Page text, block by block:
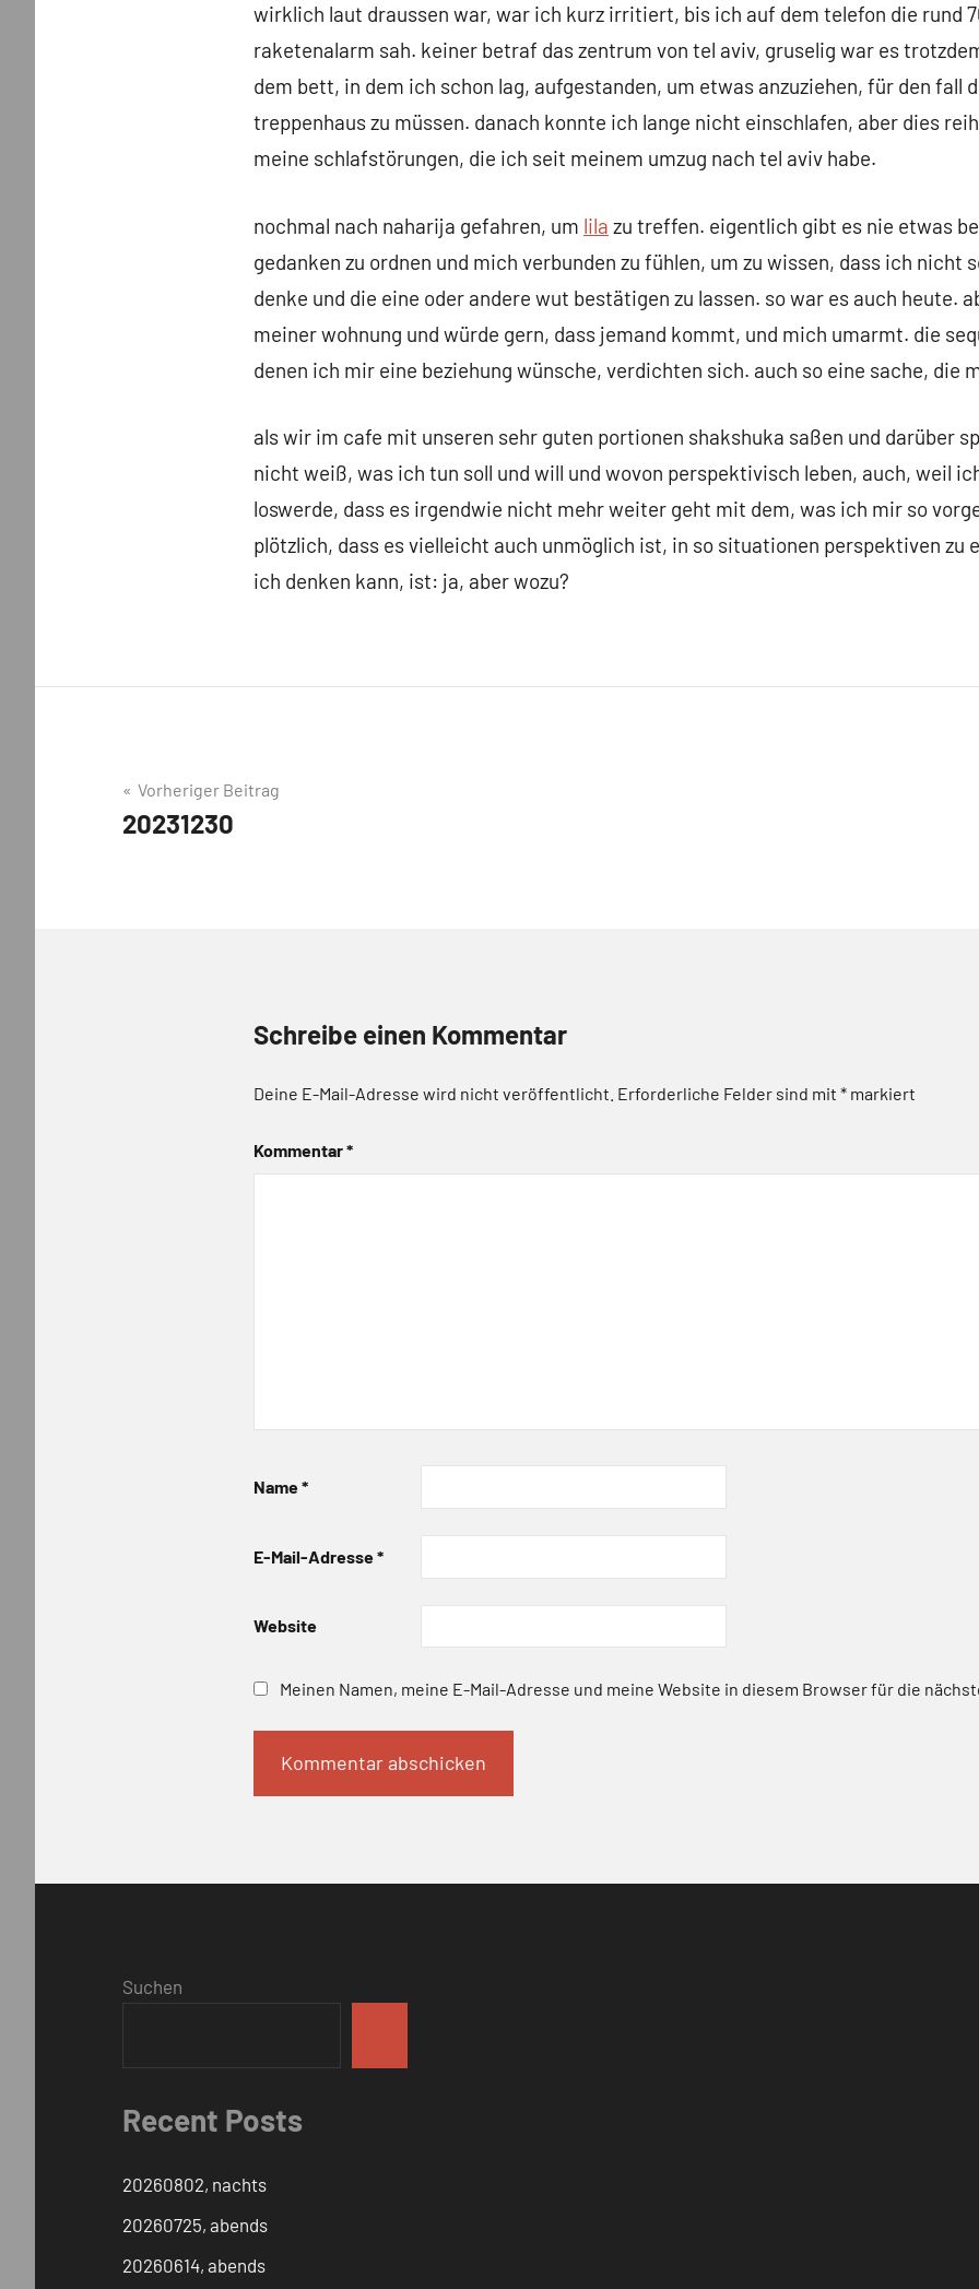
wirklich laut draussen war, war ich kurz irritiert, bis ich auf dem telefon die rund
raketenalarm sah. keiner betraf das zentrum von tel aviv, gruselig war es
dem bett, in dem ich schon lag, aufgestanden, um etwas anzuziehen, für den fall
treppenhaus zu müssen. danach konnte ich lange nicht einschlafen, aber dies
meine schlafstörungen, die ich seit meinem umzug nach tel aviv habe.
nochmal nach naharija gefahren, um lila zu treffen. eigentlich gibt es nie etwas
gedanken zu ordnen und mich verbunden zu fühlen, um zu wissen, dass ich nicht
denke und die eine oder andere wut bestätigen zu lassen. so war es auch heute.
meiner wohnung und würde gern, dass jemand kommt, und mich umarmt. die
denen ich mir eine beziehung wünsche, verdichten sich. auch so eine sache, die
als wir im cafe mit unseren sehr guten portionen shakshuka saßen und darüber
nicht weiß, was ich tun soll und will und wovon perspektivisch leben, auch, weil
loswerde, dass es irgendwie nicht mehr weiter geht mit dem, was ich mir so
plötzlich, dass es vielleicht auch unmöglich ist, in so situationen perspektiven zu
ich denken kann, ist: ja, aber wozu?
Beitragsnavigation
Vorheriger Beitrag
20231230
Schreibe einen Kommentar
Deine E-Mail-Adresse wird nicht veröffentlicht. Erforderliche Felder sind mit * markiert
Kommentar*
Name*
E-Mail-Adresse*
Website
Meinen Namen, meine E-Mail-Adresse und meine Website in diesem Browser für die
Suchen
Recent Posts
20260802, nachts
20260725, abends
20260614, abends